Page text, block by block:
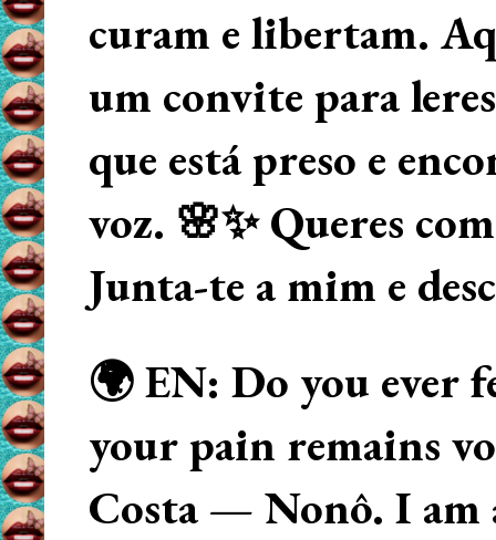
curam e libertam.
um convite para
que está preso e
voz. 🌸✨ Queres
Junta-te a mim e
🌍 EN: Do you ever
your pain remains
Costa — Nonô. I am